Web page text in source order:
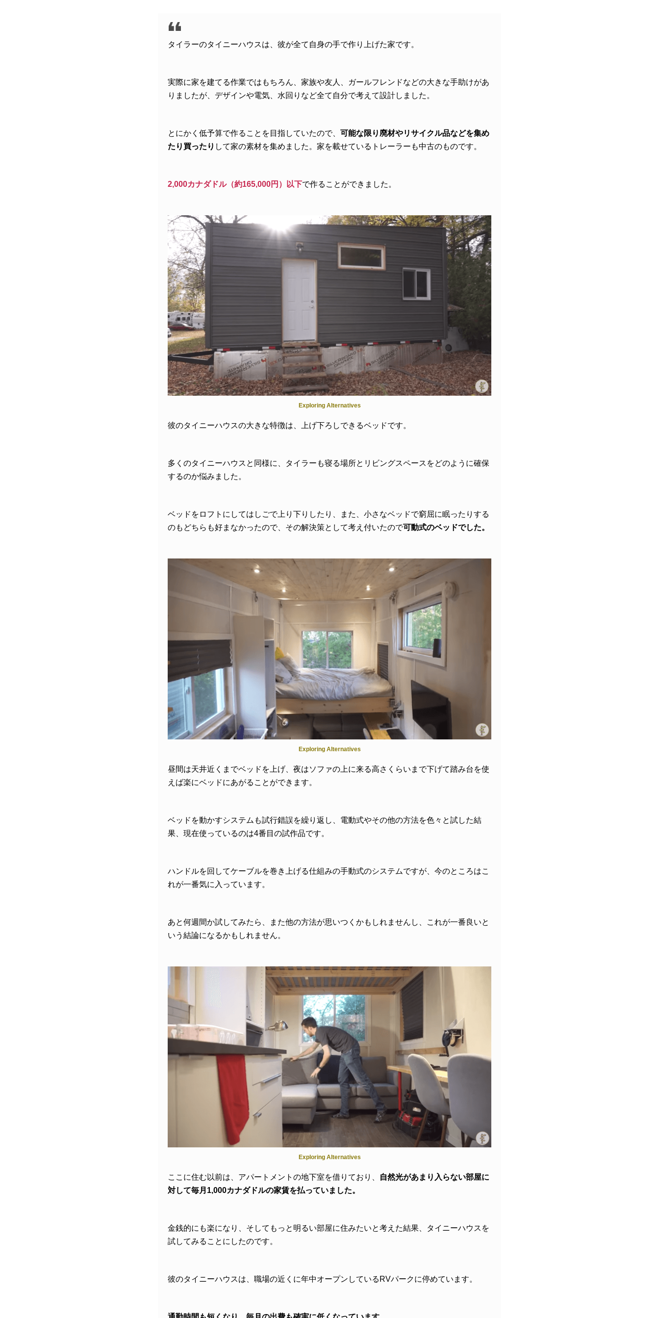
タイラーのタイニーハウスは、彼が全て自身の手で作り上げた家です。
実際に家を建てる作業ではもちろん、家族や友人、ガールフレンドなどの大きな手助けがあ
りましたが、デザインや電気、水回りなど全て自分で考えて設計しました。
とにかく低予算で作ることを目指していたので、 可能な限り廃材やリサイクル品などを集め
たり買ったり して家の素材を集めました。家を載せているトレーラーも中古のものです。
2,000カナダドル（約165,000円）以下で作ることができました。
Exploring Alternatives
彼のタイニーハウスの大きな特徴は、上げ下ろしできるベッドです。
多くのタイニーハウスと同様に、タイラーも寝る場所とリビングスペースをどのように確保
するのか悩みました。
ベッドをロフトにしてはしごで上り下りしたり、また、小さなベッドで窮屈に眠ったりする
のもどちらも好まなかったので、その解決策として考え付いたので可動式のベッドでした。
Exploring Alternatives
昼間は天井近くまでベッドを上げ、夜はソファの上に来る高さくらいまで下げて踏み台を使
えば楽にベッドにあがることができます。
ベッドを動かすシステムも試行錯誤を繰り返し、電動式やその他の方法を色々と試した結
果、現在使っているのは4番目の試作品です。
ハンドルを回してケーブルを巻き上げる仕組みの手動式のシステムですが、今のところはこ
れが一番気に入っています。
あと何週間か試してみたら、また他の方法が思いつくかもしれませんし、これが一番良いと
いう結論になるかもしれません。
Exploring Alternatives
ここに住む以前は、アパートメントの地下室を借りており、
自然光があまり入らない部屋に
対して毎月1,000カナダドルの家賃を払っていました。
金銭的にも楽になり、そしてもっと明るい部屋に住みたいと考えた結果、タイニーハウスを
試してみることにしたのです。
彼のタイニーハウスは、職場の近くに年中オープンしているRVパークに停めています。